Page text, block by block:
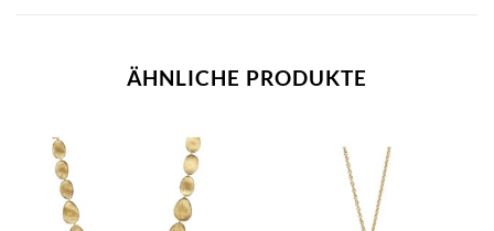
ÄHNLICHE PRODUKTE